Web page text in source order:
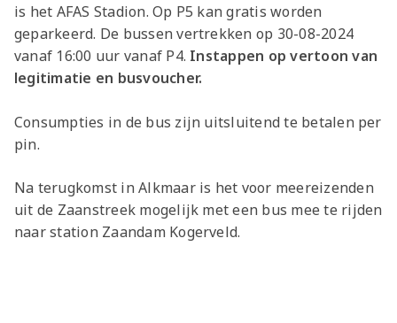
is het AFAS Stadion. Op P5 kan gratis worden
geparkeerd. De bussen vertrekken op 30-08-2024
vanaf 16:00 uur vanaf P4. Instappen op vertoon van
legitimatie en busvoucher.
Consumpties in de bus zijn uitsluitend te betalen per
pin.
Na terugkomst in Alkmaar is het voor meereizenden
uit de Zaanstreek mogelijk met een bus mee te rijden
naar station Zaandam Kogerveld.